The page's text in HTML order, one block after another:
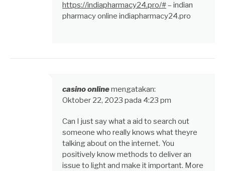
https://indiapharmacy24.pro/#– indian
pharmacy online indiapharmacy24.pro
casino onlinemengatakan:
Oktober 22, 2023 pada 4:23 pm
Can I just say what a aid to search out
someone who really knows what theyre
talking about on the internet. You
positively know methods to deliver an
issue to light and make it important. More